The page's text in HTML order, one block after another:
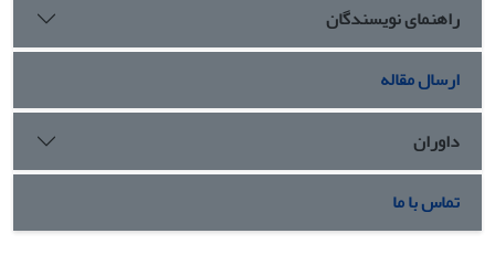
راهنمای نویسندگان
ارسال مقاله
داوران
تماس با ما